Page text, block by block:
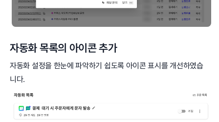
자동화 목록의 아이콘 추가
자동화 설정을 한눈에 파악하기 쉽도록 아이콘 표시를 개선하였습
니다.